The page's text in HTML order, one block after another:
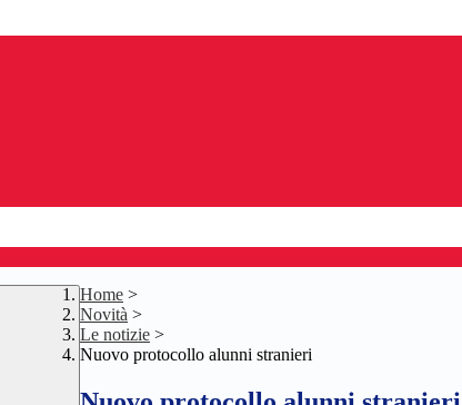
Home >
Novità >
Le notizie >
Nuovo protocollo alunni stranieri